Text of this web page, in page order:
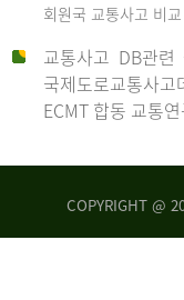
회원국 교통사고 비
교통사고 DB관련
국제도로교통사
ECMT 합동 교통
COPYRIGHT @